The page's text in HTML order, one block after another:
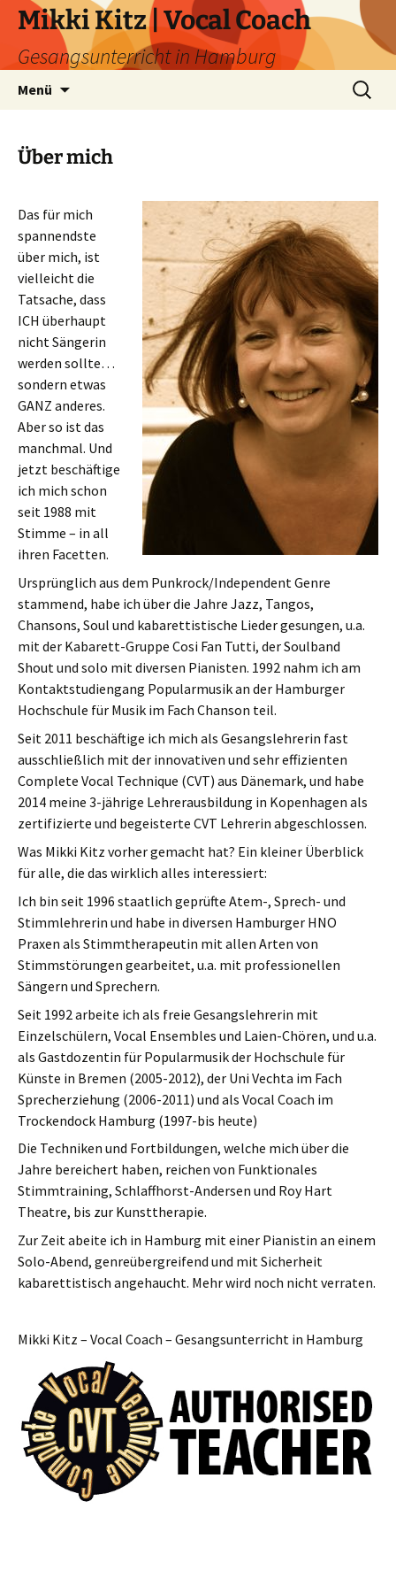
Zum
Inhalt
springen
Mikki Kitz | Vocal Coach
Gesangsunterricht in Hamburg
Menü
Suchen
nach:
Über mich
Das für mich
spannendste
über mich, ist
vielleicht die
Tatsache, dass
ICH überhaupt
nicht Sängerin
werden sollte…
sondern etwas
GANZ anderes.
Aber so ist das
manchmal. Und
jetzt beschäftige
ich mich schon
seit 1988 mit
Stimme – in all
ihren Facetten.
Ursprünglich aus dem Punkrock/Independent Genre
stammend, habe ich über die Jahre Jazz, Tangos,
Chansons, Soul und kabarettistische Lieder gesungen, u.a.
mit der Kabarett-Gruppe Cosi Fan Tutti, der Soulband
Shout und solo mit diversen Pianisten. 1992 nahm ich am
Kontaktstudiengang Popularmusik an der Hamburger
Hochschule für Musik im Fach Chanson teil.
Seit 2011 beschäftige ich mich als Gesangslehrerin fast
ausschließlich mit der innovativen und sehr effizienten
Complete Vocal Technique (CVT) aus Dänemark, und habe
2014 meine 3-jährige Lehrerausbildung in Kopenhagen als
zertifizierte und begeisterte CVT Lehrerin abgeschlossen.
Was Mikki Kitz vorher gemacht hat? Ein kleiner Überblick
für alle, die das wirklich alles interessiert:
Ich bin seit 1996 staatlich geprüfte Atem-, Sprech- und
Stimmlehrerin und habe in diversen Hamburger HNO
Praxen als Stimmtherapeutin mit allen Arten von
Stimmstörungen gearbeitet, u.a. mit professionellen
Sängern und Sprechern.
Seit 1992 arbeite ich als freie Gesangslehrerin mit
Einzelschülern, Vocal Ensembles und Laien-Chören, und u.a.
als Gastdozentin für Popularmusik der Hochschule für
Künste in Bremen (2005-2012), der Uni Vechta im Fach
Sprecherziehung (2006-2011) und als Vocal Coach im
Trockendock Hamburg (1997-bis heute)
Die Techniken und Fortbildungen, welche mich über die
Jahre bereichert haben, reichen von Funktionales
Stimmtraining, Schlaffhorst-Andersen und Roy Hart
Theatre, bis zur Kunsttherapie.
Zur Zeit abeite ich in Hamburg mit einer Pianistin an einem
Solo-Abend, genreübergreifend und mit Sicherheit
kabarettistisch angehaucht. Mehr wird noch nicht verraten.
Mikki Kitz – Vocal Coach – Gesangsunterricht in Hamburg